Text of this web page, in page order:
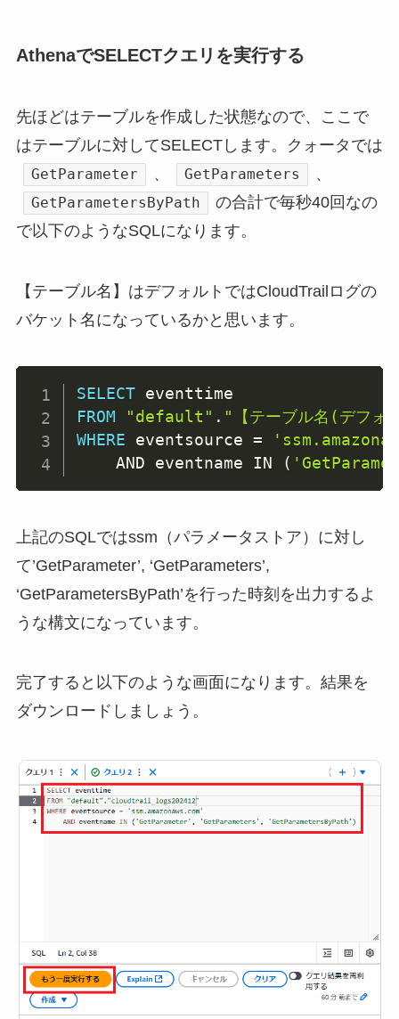
AthenaでSELECTクエリを実行する
先ほどはテーブルを作成した状態なので、ここで
はテーブルに対してSELECTします。クォータでは
GetParameter 、 GetParameters 、
GetParametersByPath
の合計で毎秒40回なの
で以下のようなSQLになります。
【テーブル名】はデフォルトではCloudTrailログの
バケット名になっているかと思います。
SELECT
FROM
"default" . "【テーブル名(デフ
WHERE eventsource =
AND eventname IN (
上記のSQLではssm（パラメータストア）に対し
て’GetParameter’, ‘GetParameters’,
‘GetParametersByPath’を行った時刻を出力するよ
うな構文になっています。
完了すると以下のような画面になります。結果を
ダウンロードしましょう。